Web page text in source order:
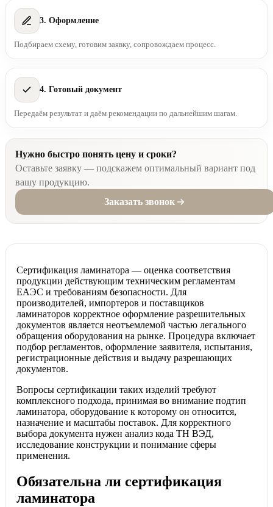
3. Оформление
Подбираем схему, готовим заявку, сопровождаем процесс.
4. Готовый документ
Передаём результат и даём рекомендации по дальнейшим шагам.
Нужно быстро понять цену и сроки?
Оставьте заявку — подскажем оптимальный вариант под
вашу продукцию.
Заказать звонок
Сертификация ламинатора — оценка соответствия
продукции действующим техническим регламентам
ЕАЭС и требованиям безопасности. Для
производителей, импортеров и поставщиков
ламинаторов корректное оформление разрешительных
документов является неотъемлемой частью легального
обращения оборудования на рынке. Процедура включает
подбор регламентов, оформление заявителя, испытания,
регистрационные действия и выдачу разрешающих
документов.
Вопросы сертификации таких изделий требуют
комплексного подхода, принимая во внимание подтип
ламинатора, оборудование к которому он относится,
назначение и масштабы поставок. Для корректного
выбора документа нужен анализ кода ТН ВЭД,
исследование конструкции и понимание сферы
применения.
Обязательна ли сертификация
ламинатора